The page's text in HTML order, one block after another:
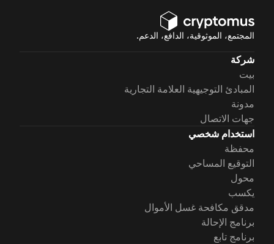
المجتمع، الموثوقية، الدافع، الدعم.
شركة
بيت
المبادئ التوجيهية العلامة التجارية
مدونة
جهات الاتصال
استخدام شخصي
محفظة
التوقيع المساحي
محول
يكسب
مدقق مكافحة غسل الأموال
برنامج الإحالة
برنامج تابع